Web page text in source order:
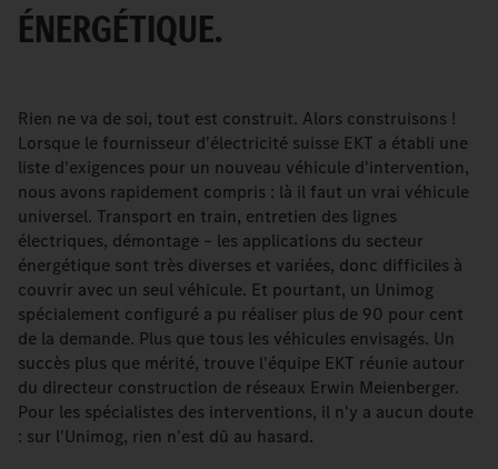
ÉNERGÉTIQUE.
Rien ne va de soi, tout est construit. Alors construisons !
Lorsque le fournisseur d'électricité suisse EKT a établi une
liste d'exigences pour un nouveau véhicule d'intervention,
nous avons rapidement compris : là il faut un vrai véhicule
universel. Transport en train, entretien des lignes
électriques, démontage – les applications du secteur
énergétique sont très diverses et variées, donc difficiles à
couvrir avec un seul véhicule. Et pourtant, un Unimog
spécialement configuré a pu réaliser plus de 90 pour cent
de la demande. Plus que tous les véhicules envisagés. Un
succès plus que mérité, trouve l'équipe EKT réunie autour
du directeur construction de réseaux Erwin Meienberger.
Pour les spécialistes des interventions, il n'y a aucun doute
: sur l'Unimog, rien n'est dû au hasard.